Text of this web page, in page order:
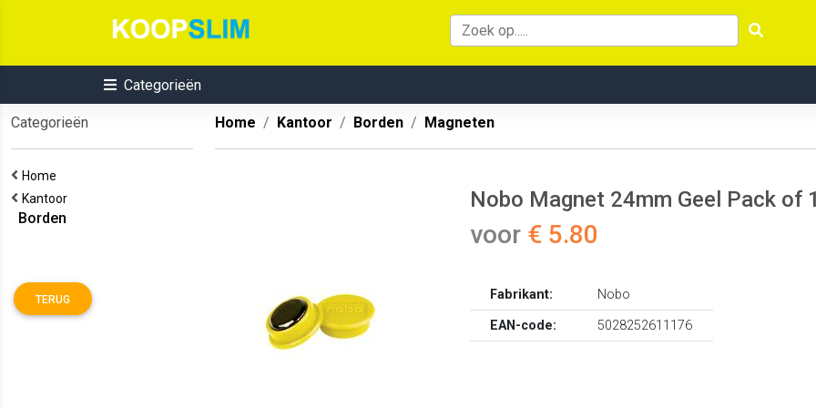
Categorieën
Categorieën
Home
Kantoor
Borden
TERUG
Home Kantoor Borden Magneten
Nobo Magnet 24mm Geel Pack of
voor € 5.80
Fabrikant:
Nobo
EAN-code:
5028252611176